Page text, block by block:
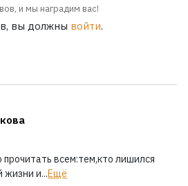
и мы наградим вас!
вы должны войти.
всем:тем,кто лишился
жизни и...Ещё